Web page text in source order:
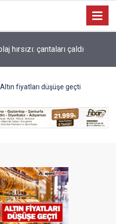
Altın fiyatları düşüşe geçti